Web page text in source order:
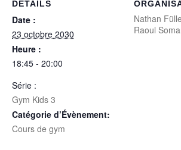
DÉTAILS
Date :
23 octobre 2030
Heure :
18:45 - 20:00
Série :
Gym Kids 3
Catégorie d’Évènement:
Cours de gym
Nathan
Raoul